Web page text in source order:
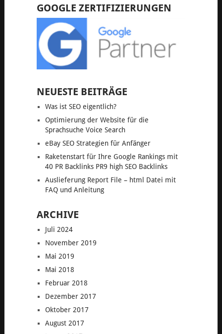
GOOGLE ZERTIFIZIERUNGEN
NEUESTE BEITRÄGE
Was ist SEO eigentlich?
Optimierung der Website für die
Sprachsuche Voice Search
eBay SEO Strategien für Anfänger
Raketenstart für Ihre Google Rankings mit
40 PR Backlinks PR9 high SEO Backlinks
Auslieferung Report File – html Datei mit
FAQ und Anleitung
ARCHIVE
Juli 2024
November 2019
Mai 2019
Mai 2018
Februar 2018
Dezember 2017
Oktober 2017
August 2017